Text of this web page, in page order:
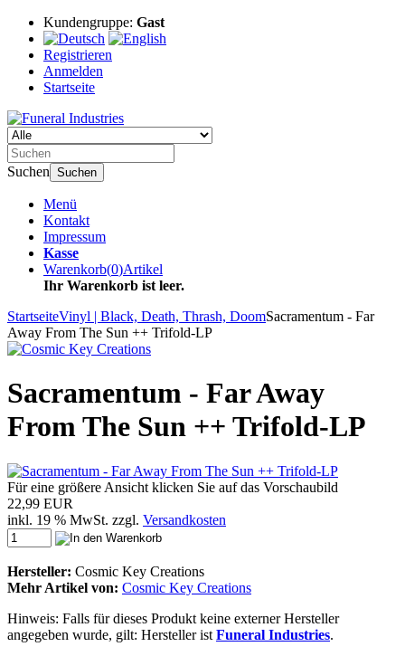
Kundengruppe: Gast
Registrieren
Anmelden
Startseite
Suchen Suchen
Menü
Kontakt
Impressum
Kasse
Warenkorb(0)Artikel
Ihr Warenkorb ist leer.
StartseiteVinyl | Black, Death, Thrash, DoomSacramentum - Far
Away From The Sun ++ Trifold-LP
Sacramentum - Far Away
From The Sun ++ Trifold-LP
Für eine größere Ansicht klicken Sie auf das Vorschaubild
22,99 EUR
inkl. 19 % MwSt. zzgl. Versandkosten
Hersteller: Cosmic Key Creations
Mehr Artikel von: Cosmic Key Creations
Hinweis: Falls für dieses Produkt keine externer Hersteller
angegeben wurde, gilt: Hersteller ist Funeral Industries.